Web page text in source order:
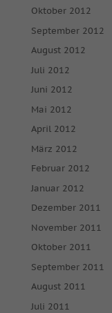
Oktober 2012
September 2012
August 2012
Juli 2012
Juni 2012
Mai 2012
April 2012
März 2012
Februar 2012
Januar 2012
Dezember 2011
November 2011
Oktober 2011
September 2011
August 2011
Juli 2011
werden
Medien akzeptiert
keiner manuellen